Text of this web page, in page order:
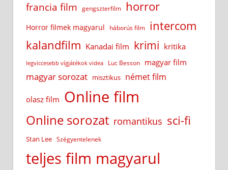
francia film gengszterfilm horror
Horror filmek magyarul háborús film intercom
kalandfilm Kanadai film krimi kritika
legviccesebb vígjátékok videa Luc Besson magyar film
magyar sorozat misztikus német film
olasz film Online film
Online sorozat romantikus sci-fi
Stan Lee Szégyentelenek
teljes film magyarul